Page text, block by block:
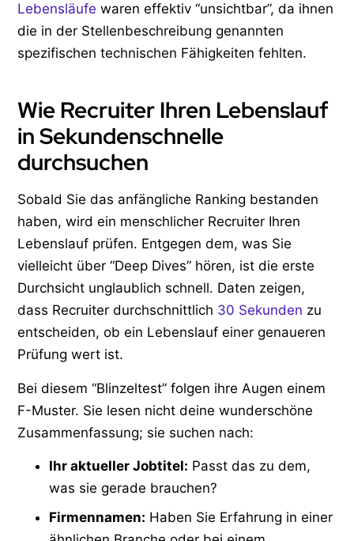
Lebensläufe waren effektiv “unsichtbar”, da ihnen
die in der Stellenbeschreibung genannten
spezifischen technischen Fähigkeiten fehlten.
Wie Recruiter Ihren Lebenslauf
in Sekundenschnelle
durchsuchen
Sobald Sie das anfängliche Ranking bestanden
haben, wird ein menschlicher Recruiter Ihren
Lebenslauf prüfen. Entgegen dem, was Sie
vielleicht über “Deep Dives” hören, ist die erste
Durchsicht unglaublich schnell. Daten zeigen,
dass Recruiter durchschnittlich 30 Sekunden zu
entscheiden, ob ein Lebenslauf einer genaueren
Prüfung wert ist.
Bei diesem “Blinzeltest” folgen ihre Augen einem
F-Muster. Sie lesen nicht deine wunderschöne
Zusammenfassung; sie suchen nach:
Ihr aktueller Jobtitel: Passt das zu dem,
was sie gerade brauchen?
Firmennamen: Haben Sie Erfahrung in einer